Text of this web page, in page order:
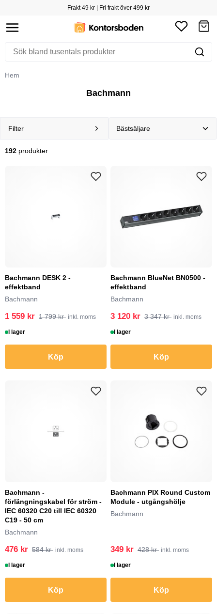
Frakt 49 kr | Fri frakt över 499 kr
Hem
Bachmann
Filter
192 produkter
Bachmann DESK 2 -
effektband
Bachmann
1 559 kr 1 799 kr inkl. moms
I lager
Köp
Bachmann BlueNet BN0500 -
effektband
Bachmann
3 120 kr 3 347 kr inkl. moms
I lager
Köp
Bachmann -
förlängningskabel för ström -
IEC 60320 C20 till IEC 60320
C19 - 50 cm
Bachmann
476 kr 584 kr inkl. moms
I lager
Köp
Bachmann PIX Round Custom
Module - utgångshölje
Bachmann
349 kr 428 kr inkl. moms
I lager
Köp